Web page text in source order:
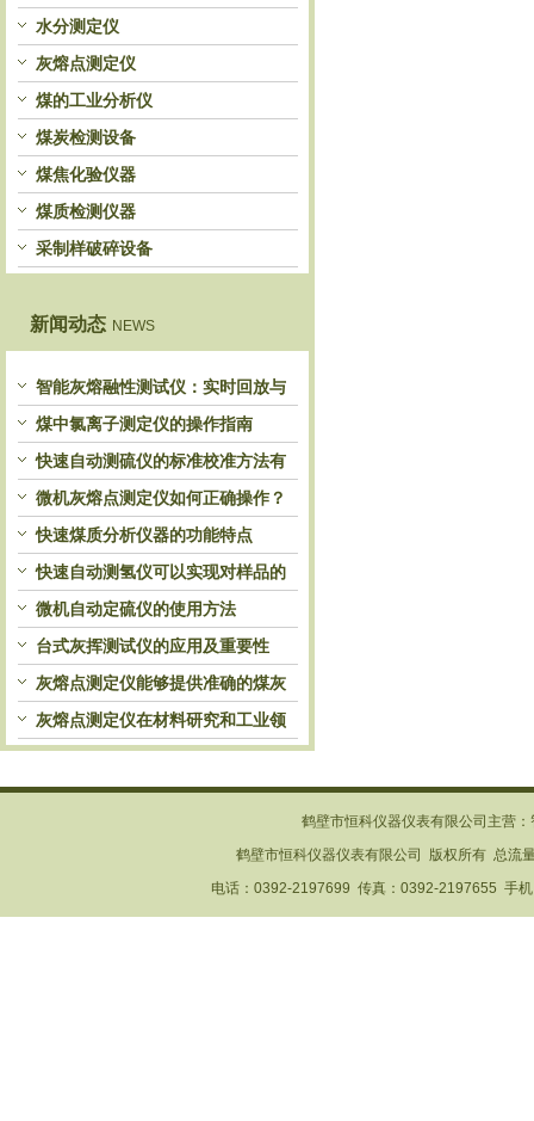
水分测定仪
灰熔点测定仪
煤的工业分析仪
煤炭检测设备
煤焦化验仪器
煤质检测仪器
采制样破碎设备
新闻动态 NEWS
智能灰熔融性测试仪：实时回放与
历史分析，解锁灰熔特性精准洞察
煤中氯离子测定仪的操作指南
快速自动测硫仪的标准校准方法有
哪些？
微机灰熔点测定仪如何正确操作？
快速煤质分析仪器的功能特点
快速自动测氢仪可以实现对样品的
自动处理和检测
微机自动定硫仪的使用方法
台式灰挥测试仪的应用及重要性
灰熔点测定仪能够提供准确的煤灰
熔融性参数
灰熔点测定仪在材料研究和工业领
域中发挥重要作用
鹤壁市恒科仪器仪表有限公司主营
鹤壁市恒科仪器仪表有限公司 版权所有 总流
电话：0392-2197699 传真：0392-2197655 手